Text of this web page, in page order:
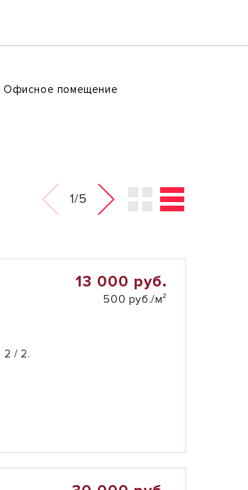
Офисное помещение
1/5
13 000 руб.
500 руб./м²
2 / 2.